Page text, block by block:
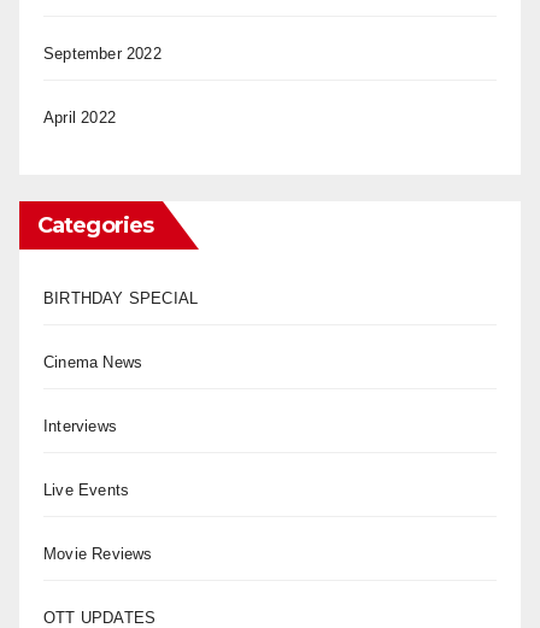
September 2022
April 2022
Categories
BIRTHDAY SPECIAL
Cinema News
Interviews
Live Events
Movie Reviews
OTT UPDATES